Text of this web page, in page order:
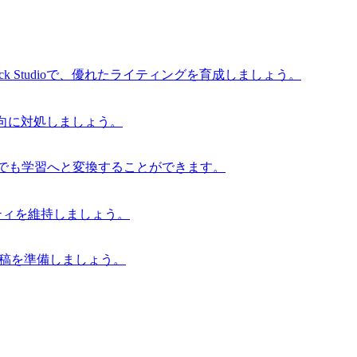
で、優れたライティングを育成しましょう。
対処しましょう。
学習へと変換することができます。
を維持しましょう。
を準備しましょう。